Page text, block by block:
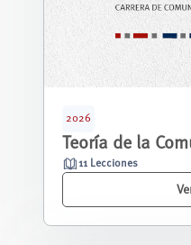
2026
Teoría de la
11 Lecciones